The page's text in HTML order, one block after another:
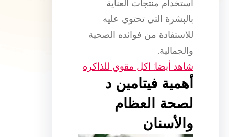
استخدام منتجات العناية
بالبشرة التي تحتوي عليه
للاستفادة من فوائده الصحية
والجمالية.
شاهد أيضا: اكل مقوي للذاكره
أهمية فيتامين د
لصحة العظام
والأسنان